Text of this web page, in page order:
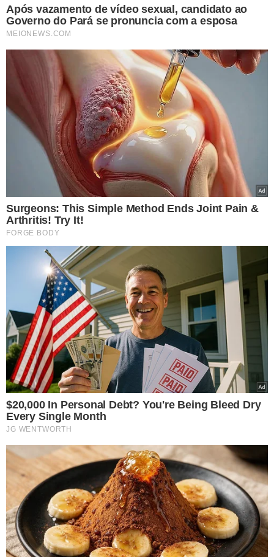
TÓPICOS
CONCURSO TSE
CONCURSO UNIFICADO
JUSTIÇA ELEITORAL
RESULTADO CONCURSO
CEBRASPE
VER COMENTÁRIOS
VEJA TAMBÉM
702 PESSOAS CLASSIFICADAS
CNU 2 divulga nova
classificação com vagas
remanescentes e
adicionais
VEJA MAIS NOTÍCIAS